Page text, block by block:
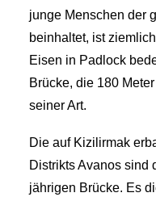
junge Menschen der
beinhaltet, ist
Eisen in Padlock
Brücke, die 180
seiner Art.
Die auf Kizilirmak
Distrikts Avanos sind
jährigen Brücke. Es